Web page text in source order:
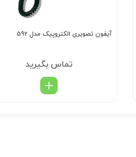
آیفون تصویری الکتروپیک مدل 592
تماس بگیرید